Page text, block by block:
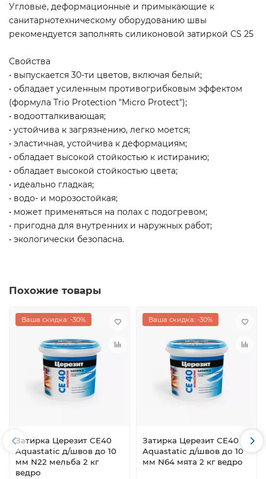
Угловые, деформационные и примыкающие к
санитарнотехническому оборудованию швы
рекомендуется заполнять силиконовой затиркой CS 25
Свойства
• выпускается 30-ти цветов, включая белый;
• обладает усиленным противогрибковым эффектом
(формула Trio Protection "Micro Protect");
• водоотталкивающая;
• устойчива к загрязнению, легко моется;
• эластичная, устойчива к деформациям;
• обладает высокой стойкостью к истиранию;
• обладает высокой стойкостью цвета;
• идеально гладкая;
• водо- и морозостойкая;
• может применяться на полах с подогревом;
• пригодна для внутренних и наружных работ;
• экологически безопасна.
Похожие товары
Ваша скидка: -30%
Затирка Церезит СЕ40
Aquastatic д/швов до 10
мм N22 мельба 2 кг
ведро
Ваша скидка: -30%
Затирка Церезит СЕ40
Aquastatic д/швов до 10
мм N64 мята 2 кг ведро